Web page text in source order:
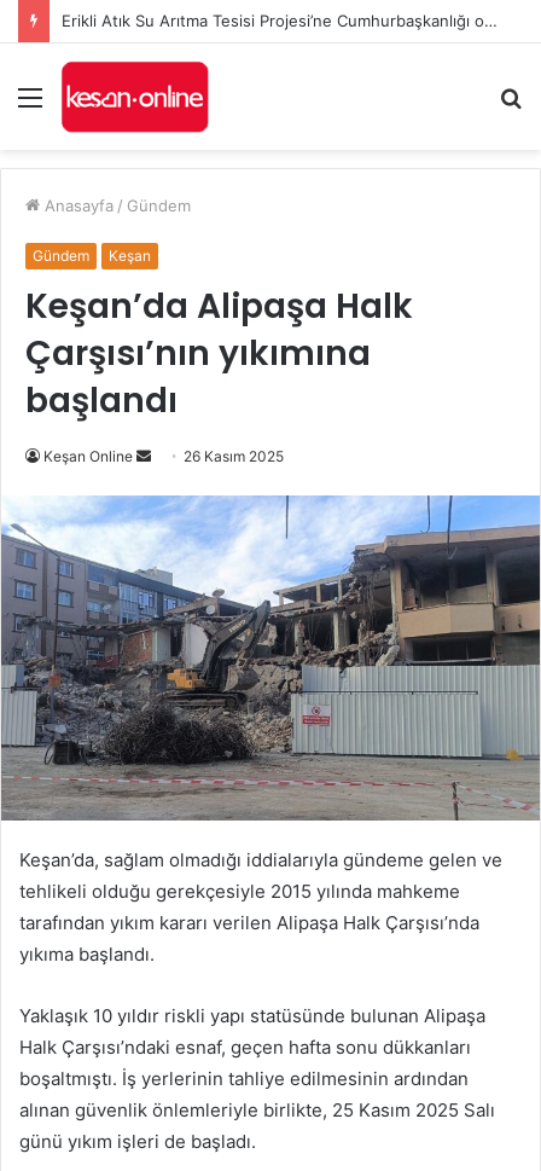
Erikli Atık Su Arıtma Tesisi Projesi’ne Cumhurbaşkanlığı onayı
Menü
...
Anasayfa / Gündem
Gündem Keşan
Keşan’da Alipaşa Halk
Çarşısı’nın yıkımına
başlandı
Keşan Online
Bir
posta
göndermek
26 Kasım 2025
Keşan’da, sağlam olmadığı iddialarıyla gündeme gelen ve
tehlikeli olduğu gerekçesiyle 2015 yılında mahkeme
tarafından yıkım kararı verilen Alipaşa Halk Çarşısı’nda
yıkıma başlandı.
Yaklaşık 10 yıldır riskli yapı statüsünde bulunan Alipaşa
Halk Çarşısı’ndaki esnaf, geçen hafta sonu dükkanları
boşaltmıştı. İş yerlerinin tahliye edilmesinin ardından
alınan güvenlik önlemleriyle birlikte, 25 Kasım 2025 Salı
günü yıkım işleri de başladı.